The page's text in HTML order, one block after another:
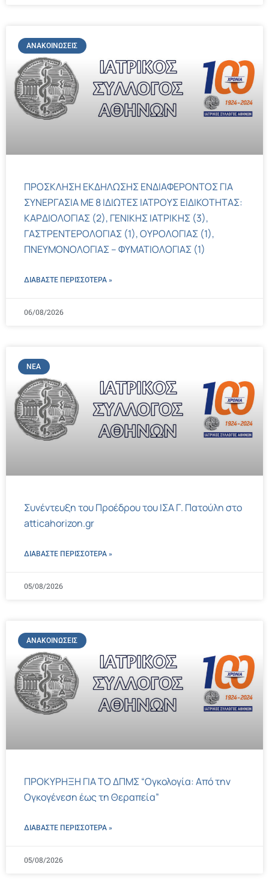
ΑΝΑΚΟΙΝΏΣΕΙΣ
ΠΡΟΣΚΛΗΣΗ ΕΚΔΗΛΩΣΗΣ ΕΝΔΙΑΦΕΡΟΝΤΟΣ ΓΙΑ
ΣΥΝΕΡΓΑΣΙΑ ΜΕ 8 ΙΔΙΩΤΕΣ ΙΑΤΡΟΥΣ ΕΙΔΙΚΟΤΗΤΑΣ:
ΚΑΡΔΙΟΛΟΓΙΑΣ (2), ΓΕΝΙΚΗΣ ΙΑΤΡΙΚΗΣ (3),
ΓΑΣΤΡΕΝΤΕΡΟΛΟΓΙΑΣ (1), ΟΥΡΟΛΟΓΙΑΣ (1),
ΠΝΕΥΜΟΝΟΛΟΓΙΑΣ – ΦΥΜΑΤΙΟΛΟΓΙΑΣ (1)
ΔΙΑΒΑΣΤΕ ΠΕΡΙΣΣΌΤΕΡΑ »
06/08/2026
ΝΈΑ
Συνέντευξη του Προέδρου του ΙΣΑ Γ. Πατούλη στο
atticahorizon.gr
ΔΙΑΒΑΣΤΕ ΠΕΡΙΣΣΌΤΕΡΑ »
05/08/2026
ΑΝΑΚΟΙΝΏΣΕΙΣ
ΠΡΟΚΥΡΗΞΗ ΓΙΑ ΤΟ ΔΠΜΣ “Ογκολογία: Από την
Ογκογένεση έως τη Θεραπεία”
ΔΙΑΒΑΣΤΕ ΠΕΡΙΣΣΌΤΕΡΑ »
05/08/2026